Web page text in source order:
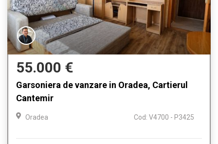
55.000 €
Garsoniera de vanzare in Oradea, Cartierul
Cantemir
Oradea Cod: V4700 - P3425